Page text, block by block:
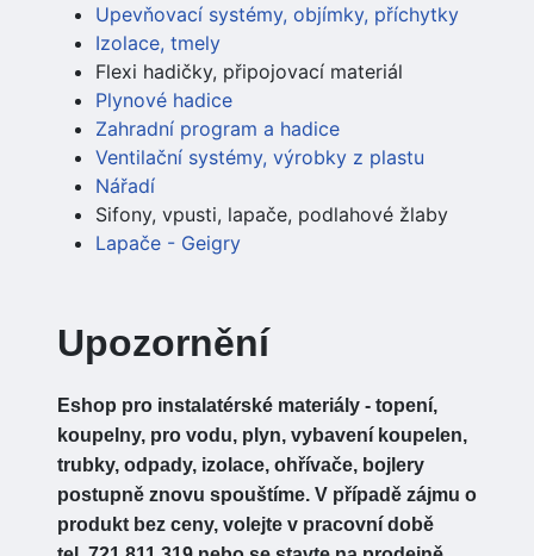
Upevňovací systémy, objímky, příchytky
Izolace, tmely
Flexi hadičky, připojovací materiál
Plynové hadice
Zahradní program a hadice
Ventilační systémy, výrobky z plastu
Nářadí
Sifony, vpusti, lapače, podlahové žlaby
Lapače - Geigry
Upozornění
Eshop pro instalatérské materiály - topení,
koupelny, pro vodu, plyn, vybavení koupelen,
trubky, odpady, izolace, ohřívače, bojlery
postupně znovu spouštíme. V případě zájmu o
produkt bez ceny, volejte v pracovní době